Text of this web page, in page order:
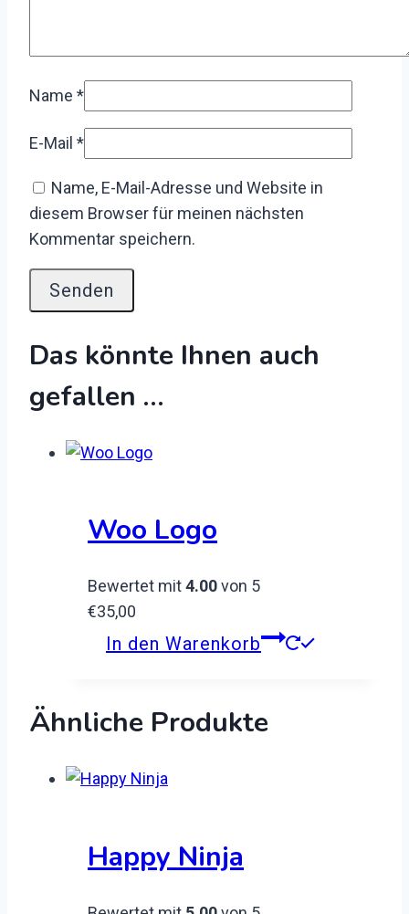
Name *
E-Mail *
Name, E-Mail-Adresse und Website in
diesem Browser für meinen nächsten
Kommentar speichern.
Das könnte Ihnen auch
gefallen …
Woo Logo
Bewertet mit4.00von 5
€35,00
In den Warenkorb
Ähnliche Produkte
Happy Ninja